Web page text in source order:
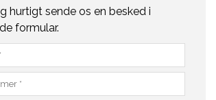
hurtigt sende os en besked i
formular.